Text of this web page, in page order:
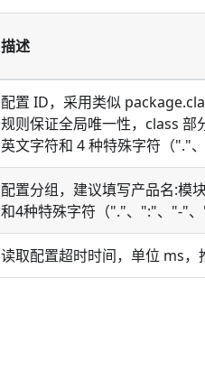
描述
配置 ID，采用类似
规则保证全局唯一性，class 部
英文字符和 4 种特殊字符（"."
配置分组，建议填写产品名:模
和4种特殊字符（"."、":"、"-"
读取配置超时时间，单位 ms，